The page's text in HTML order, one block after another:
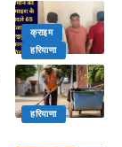
क्राइम
हरियाणा
हरियाणा